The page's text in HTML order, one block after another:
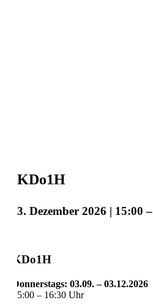
KDo1H
3. Dezember 2026 | 15:00 –
KDo1H
Donnerstags: 03.09. – 03.12.2026
15:00 – 16:30 Uhr